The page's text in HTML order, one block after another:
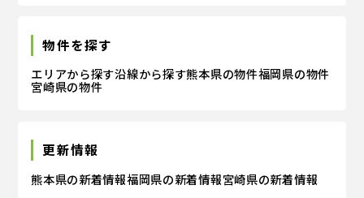
物件を探す
エリアから探す沿線から探す熊本県の物件福岡県の物件
宮崎県の物件
更新情報
熊本県の新着情報福岡県の新着情報宮崎県の新着情報